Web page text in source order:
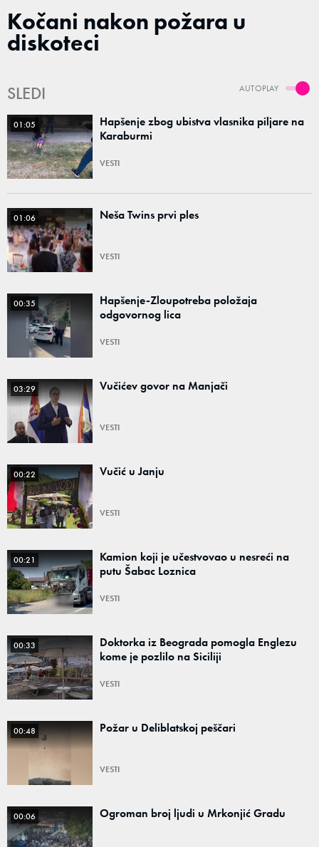
Kočani nakon požara u
diskoteci
AUTOPLAY
SLEDI
01:05
Hapšenje zbog ubistva vlasnika piljare na
Karaburmi
VESTI
01:06 Neša Twins prvi ples
VESTI
00:35
Hapšenje-Zloupotreba položaja
odgovornog lica
VESTI
03:29 Vučićev govor na Manjači
VESTI
00:22 Vučić u Janju
VESTI
00:21
Kamion koji je učestvovao u nesreći na
putu Šabac Loznica
VESTI
00:33
Doktorka iz Beograda pomogla Englezu
kome je pozlilo na Siciliji
VESTI
00:48 Požar u Deliblatskoj peščari
VESTI
00:06 Ogroman broj ljudi u Mrkonjić Gradu